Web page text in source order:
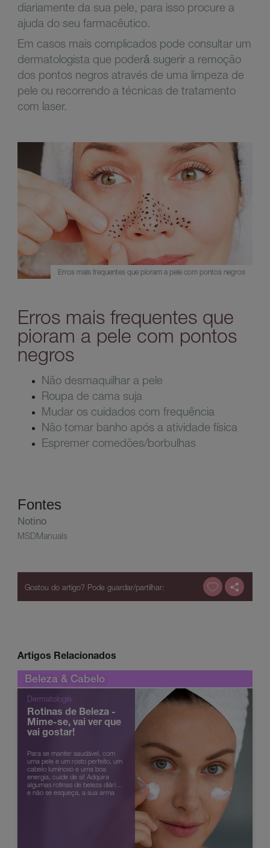
diariamente da sua pele, para isso procure a
ajuda do seu farmacêutico.
Em casos mais complicados pode consultar um
dermatologista que poderá́ sugerir a remoção
dos pontos negros através de uma limpeza de
pele ou recorrendo a técnicas de tratamento
com laser.
Erros mais frequentes que pioram a pele com pontos negros
Erros mais frequentes que
pioram a pele com pontos
negros
Não desmaquilhar a pele
Roupa de cama suja
Mudar os cuidados com frequência
Não tomar banho após a atividade física
Espremer comedões/borbulhas
Fontes
Notino
MSDManuals
Artigos Relacionados
Beleza & Cabelo
Dermatologia
Rotinas de Beleza -
Mime-se, vai ver que
vai gostar!
Para se manter saudável, com
uma pele e um rosto perfeito, um
cabelo luminoso e uma boa
energia, cuide de si! Adquira
algumas rotinas de beleza diárias
e não se esqueça, a sua arma
secreta para o sucesso é ser